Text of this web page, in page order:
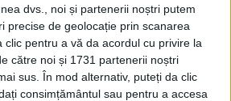
dvs., noi și partenerii noștri putem
precise de geolocație prin scanarea
clic pentru a vă da acordul cu privire la
către noi și 1731 partenerii noștri
sus. În mod alternativ, puteți da clic
consimțământul sau pentru a accesa